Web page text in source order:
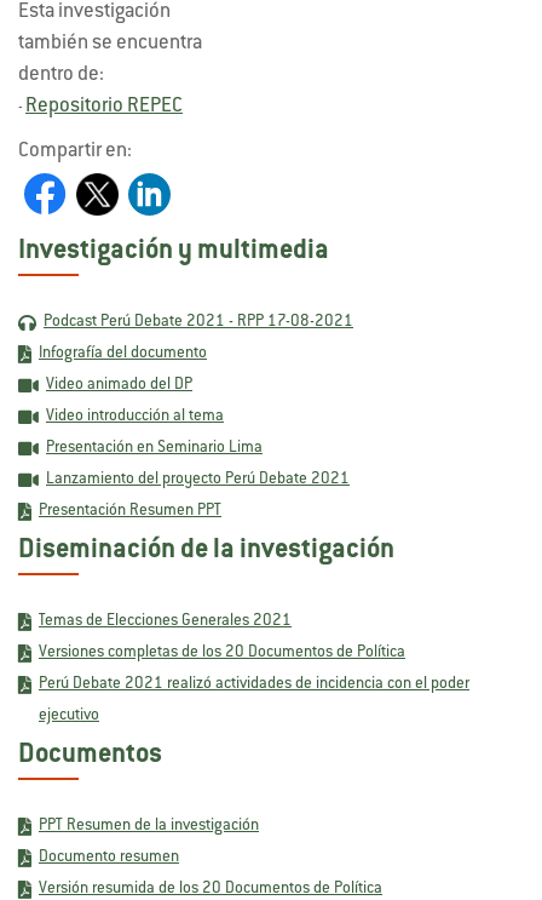
Esta investigación
también se encuentra
dentro de:
- Repositorio REPEC
Compartir en:
Investigación y multimedia
Podcast Perú Debate 2021 - RPP 17-08-2021
Infografía del documento
Video animado del DP
Video introducción al tema
Presentación en Seminario Lima
Lanzamiento del proyecto Perú Debate 2021
Presentación Resumen PPT
Diseminación de la investigación
Temas de Elecciones Generales 2021
Versiones completas de los 20 Documentos de Política
Perú Debate 2021 realizó actividades de incidencia con el poder
ejecutivo
Documentos
PPT Resumen de la investigación
Documento resumen
Versión resumida de los 20 Documentos de Política